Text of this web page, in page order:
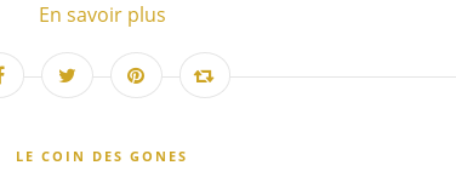
En savoir plus
LE COIN DES GONES